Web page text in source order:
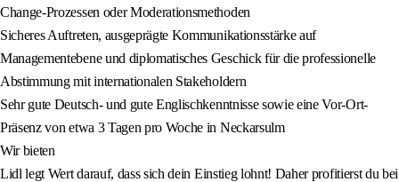
Change-Prozessen oder Moderationsmethoden
Sicheres Auftreten, ausgeprägte Kommunikationsstärke auf
Managementebene und diplomatisches Geschick für die professionelle
Abstimmung mit internationalen Stakeholdern
Sehr gute Deutsch- und gute Englischkenntnisse sowie eine Vor-Ort-
Präsenz von etwa 3 Tagen pro Woche in Neckarsulm
Wir bieten
Lidl legt Wert darauf, dass sich dein Einstieg lohnt! Daher profitierst du bei